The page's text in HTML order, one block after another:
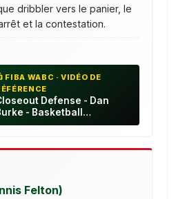
dribbler vers le panier, le
et la contestation.
FIBA WABC · VIDÉO DE
Defense - Dan
- Basketball
Felton)